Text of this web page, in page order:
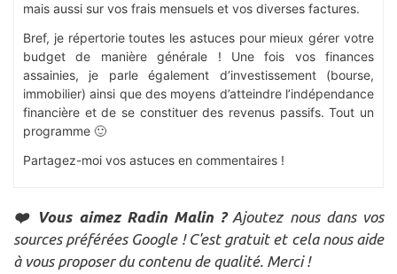
mais aussi sur vos frais mensuels et vos diverses factures.
Bref, je répertorie toutes les astuces pour mieux gérer votre
budget de manière générale ! Une fois vos finances
assainies, je parle également d’investissement (bourse,
immobilier) ainsi que des moyens d’atteindre l’indépendance
financière et de se constituer des revenus passifs. Tout un
programme 🙂
Partagez-moi vos astuces en commentaires !
❤️ Vous aimez Radin Malin ?Ajoutez nous dans vos
sources préférées Google ! C'est gratuit et cela nous aide
à vous proposer du contenu de qualité. Merci !